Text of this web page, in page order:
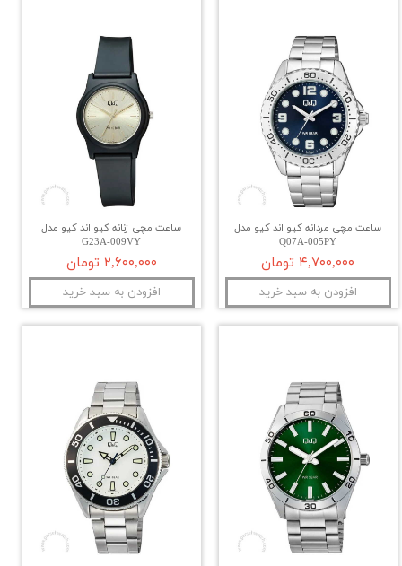
ساعت مچی مردانه کیو اند کیو مدل
Q07A-005PY
۴,۷۰۰,۰۰۰ تومان
افزودن به سبد خرید
ساعت مچی زنانه کیو اند کیو مدل
G23A-009VY
۲,۶۰۰,۰۰۰ تومان
افزودن به سبد خرید